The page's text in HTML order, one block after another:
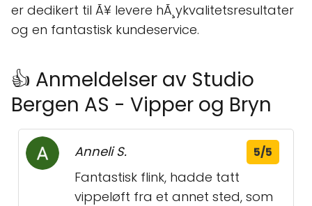
er dedikert til Ã¥ levere hÃ¸ykvalitetsresultater
og en fantastisk kundeservice.
👍 Anmeldelser av Studio
Bergen AS - Vipper og Bryn
Anneli S. 5/5
Fantastisk flink, hadde tatt
vippeløft fra et annet sted, som